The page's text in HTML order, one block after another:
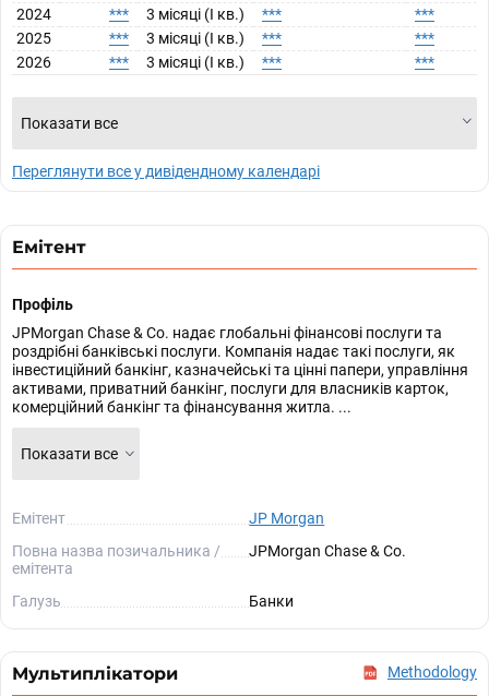
2024
*** 3 місяці (I кв.) ***
***
2025
*** 3 місяці (I кв.) ***
***
2026
*** 3 місяці (I кв.) *** ***
Показати все
Переглянути все у дивідендному календарі
Емітент
Профіль
JPMorgan Chase & Co. надає глобальні фінансові послуги та
роздрібні банківські послуги. Компанія надає такі послуги, як
інвестиційний банкінг, казначейські та цінні папери, управління
активами, приватний банкінг, послуги для власників карток,
комерційний банкінг та фінансування житла. ...
Показати все
Емітент
JP Morgan
Повна назва позичальника /
емітента
JPMorgan Chase & Co.
Галузь Банки
Мультиплікатори Methodology